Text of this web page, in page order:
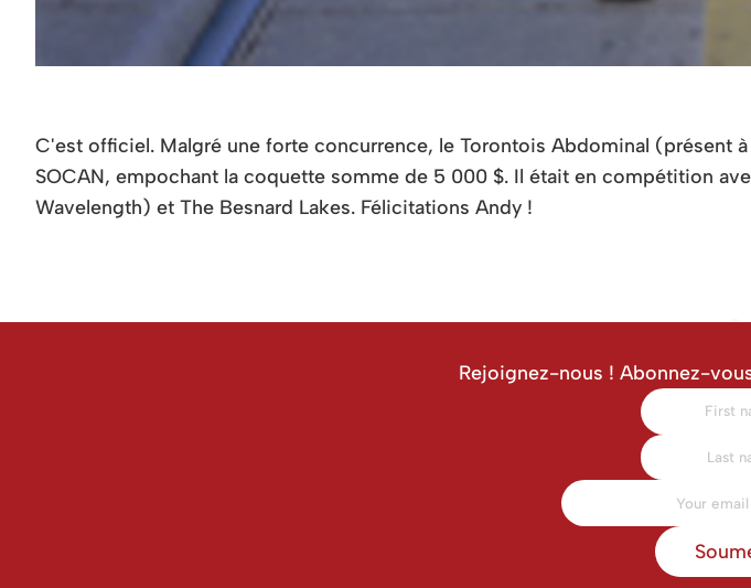
C'est officiel. Malgré une forte concurrence, le Torontois Abdominal (présent
SOCAN, empochant la coquette somme de 5 000 $. Il était en compétition
Wavelength) et The Besnard Lakes. Félicitations Andy !
Rejoignez-nous ! Abonnez-